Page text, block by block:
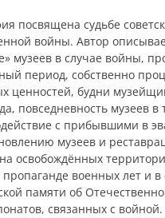
посвящена судьбе
войны. Автор
музеев в случае войны,
период, собственно
ценностей, будни
повседневность музеев в
с прибывшими в
музеев и
освобождённых
пропаганде военных лет и
памяти об
связанных с войной.